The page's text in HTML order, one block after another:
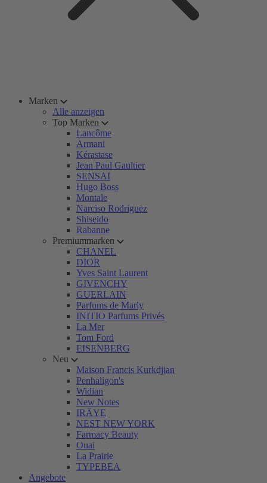
Marken
Alle anzeigen
Top Marken
Lancôme
Armani
Kérastase
Jean Paul Gaultier
SENSAI
Hugo Boss
Montale
Narciso Rodriguez
Shiseido
Rabanne
Premiummarken
CHANEL
DIOR
Yves Saint Laurent
GIVENCHY
GUERLAIN
Parfums de Marly
INITIO Parfums Privés
La Mer
Tom Ford
EISENBERG
Neu
Maison Francis Kurkdjian
Penhaligon's
Widian
New Notes
IRÄYE
NEST NEW YORK
Farmacy Beauty
Ouai
La Prairie
TYPEBEA
Angebote